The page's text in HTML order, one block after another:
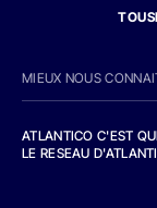
MIEUX NOUS
ATLANTICO C'EST
LE RESEAU